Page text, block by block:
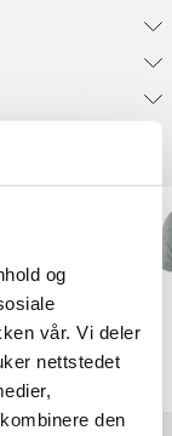
og
vår. Vi deler
nettstedet
den